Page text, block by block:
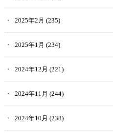
2025年2月 (235)
2025年1月 (234)
2024年12月 (221)
2024年11月 (244)
2024年10月 (238)